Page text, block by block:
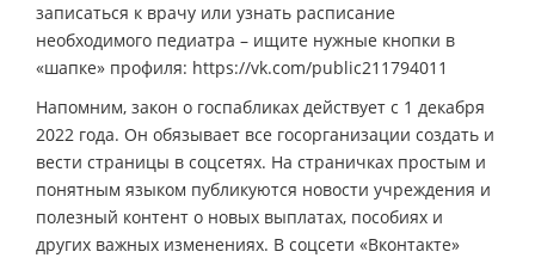
записаться к врачу или узнать расписание
необходимого педиатра – ищите нужные кнопки в
«шапке» профиля: https://vk.com/public211794011
Напомним, закон о госпабликах действует с 1 декабря
2022 года. Он обязывает все госорганизации создать и
вести страницы в соцсетях. На страничках простым и
понятным языком публикуются новости учреждения и
полезный контент о новых выплатах, пособиях и
других важных изменениях. В соцсети «Вконтакте»